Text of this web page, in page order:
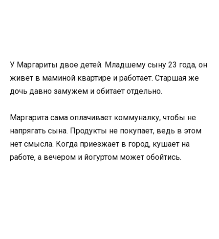
У Маргариты двое детей. Младшему сыну 23 года, он
живет в маминой квартире и работает. Старшая же
дочь давно замужем и обитает отдельно.
Маргарита сама оплачивает коммуналку, чтобы не
напрягать сына. Продукты не покупает, ведь в этом
нет смысла. Когда приезжает в город, кушает на
работе, а вечером и йогуртом может обойтись.